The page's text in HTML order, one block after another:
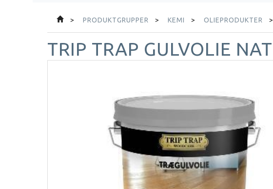
PRODUKTGRUPPER KEMI OLIEPRODUKTER
TRIP TRAP GULVOLIE